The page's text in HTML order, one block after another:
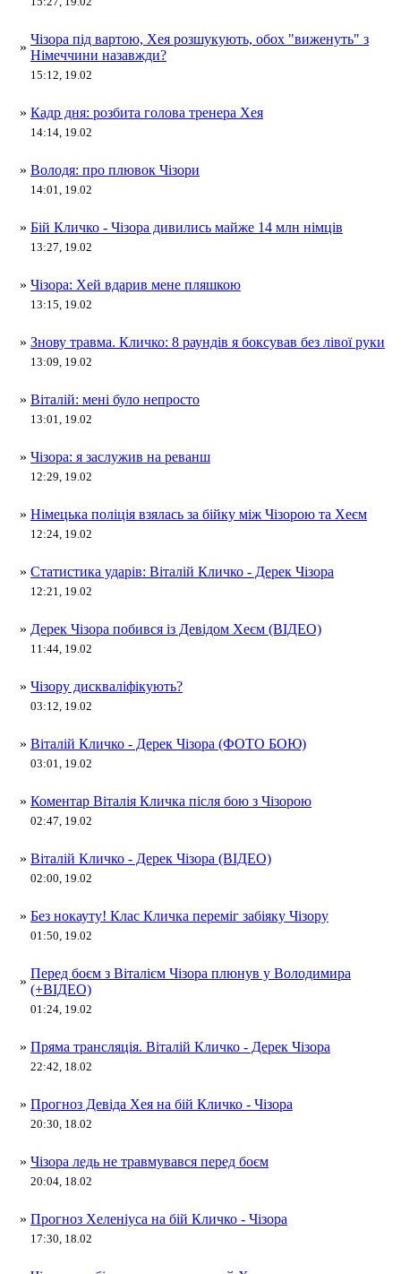
»
Чізора під вартою, Хея розшукують, обох "виженуть" з
Німеччини назавжди?
15:12, 19.02
» Кадр дня: розбита голова тренера Хея
14:14, 19.02
» Володя: про плювок Чізори
14:01, 19.02
» Бій Кличко - Чізора дивились майже 14 млн німців
13:27, 19.02
» Чізора: Хей вдарив мене пляшкою
13:15, 19.02
» Знову травма. Кличко: 8 раундів я боксував без лівої руки
13:09, 19.02
» Віталій: мені було непросто
13:01, 19.02
» Чізора: я заслужив на реванш
12:29, 19.02
» Німецька поліція взялась за бійку між Чізорою та Хеєм
12:24, 19.02
» Статистика ударів: Віталій Кличко - Дерек Чізора
12:21, 19.02
» Дерек Чізора побився із Девідом Хеєм (ВІДЕО)
11:44, 19.02
» Чізору дискваліфікують?
03:12, 19.02
» Віталій Кличко - Дерек Чізора (ФОТО БОЮ)
03:01, 19.02
» Коментар Віталія Кличка після бою з Чізорою
02:47, 19.02
» Віталій Кличко - Дерек Чізора (ВІДЕО)
02:00, 19.02
» Без нокауту! Клас Кличка переміг забіяку Чізору
01:50, 19.02
»
Перед боєм з Віталієм Чізора плюнув у Володимира
(+ВІДЕО)
01:24, 19.02
» Пряма трансляція. Віталій Кличко - Дерек Чізора
22:42, 18.02
» Прогноз Девіда Хея на бій Кличко - Чізора
20:30, 18.02
» Чізора ледь не травмувався перед боєм
20:04, 18.02
» Прогноз Хеленіуса на бій Кличко - Чізора
17:30, 18.02